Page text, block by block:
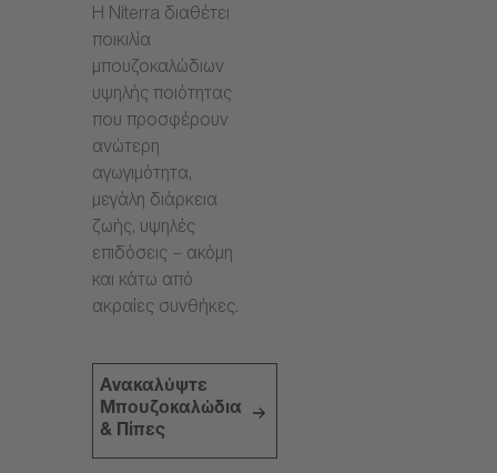
Η Niterra διαθέτει
ποικιλία
μπουζοκαλώδιων
υψηλής ποιότητας
που προσφέρουν
ανώτερη
αγωγιμότητα,
μεγάλη διάρκεια
ζωής, υψηλές
επιδόσεις – ακόμη
και κάτω από
ακραίες συνθήκες.
Ανακαλύψτε
Μπουζοκαλώδια
& Πίπες